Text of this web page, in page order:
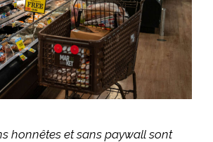
honnêtes et sans paywall sont